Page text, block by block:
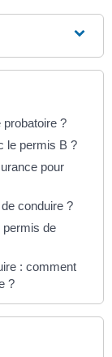
?
le permis B ?
pour
conduire ?
permis de
: comment
?